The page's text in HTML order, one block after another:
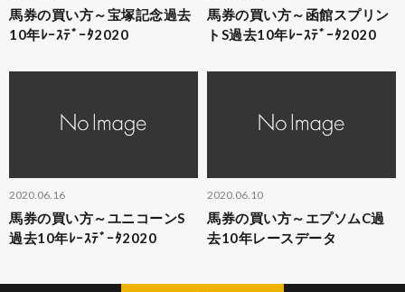
馬券の買い方～宝塚記念過去
10年ﾚｰｽﾃﾞｰﾀ2020
馬券の買い方～函館スプリン
トS過去10年ﾚｰｽﾃﾞｰﾀ2020
2020.06.16
馬券の買い方～ユニコーンS
過去10年ﾚｰｽﾃﾞｰﾀ2020
2020.06.10
馬券の買い方～エプソムC過
去10年レースデータ